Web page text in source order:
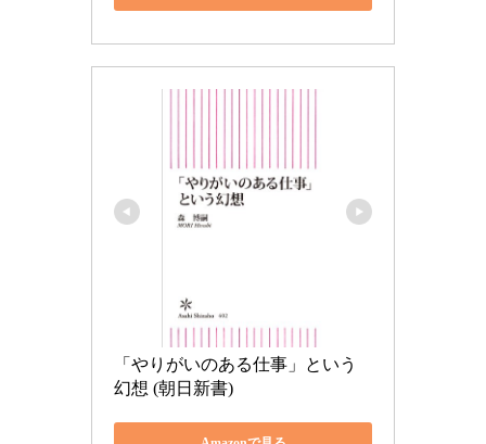
「やりがいのある仕事」という
幻想 (朝日新書)